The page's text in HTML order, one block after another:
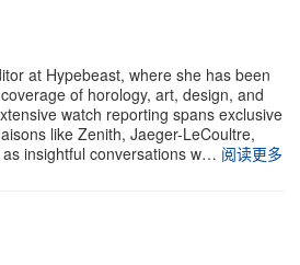
at Hypebeast, where she has been
of horology, art, design, and
watch reporting spans exclusive
like Zenith, Jaeger-LeCoultre,
insightful conversations w… 阅读更多